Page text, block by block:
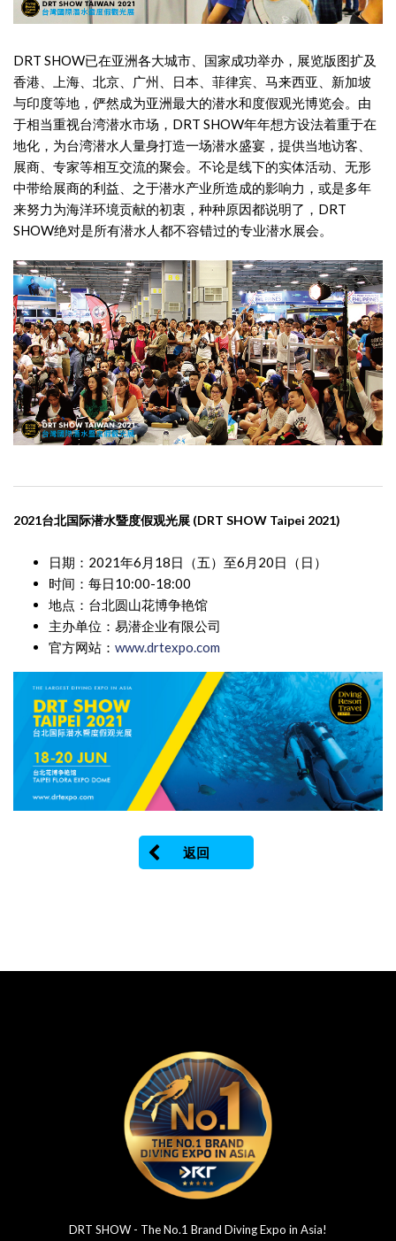
DRT SHOW已在亚洲各大城市、国家成功举办，展览版图扩及
香港、上海、北京、广州、日本、菲律宾、马来西亚、新加坡
与印度等地，俨然成为亚洲最大的潜水和度假观光博览会。由
于相当重视台湾潜水市场，DRT SHOW年年想方设法着重于在
地化，为台湾潜水人量身打造一场潜水盛宴，提供当地访客、
展商、专家等相互交流的聚会。不论是线下的实体活动、无形
中带给展商的利益、之于潜水产业所造成的影响力，或是多年
来努力为海洋环境贡献的初衷，种种原因都说明了，DRT
SHOW绝对是所有潜水人都不容错过的专业潜水展会。
2021台北国际潜水暨度假观光展 (DRT SHOW Taipei 2021)
日期：2021年6月18日（五）至6月20日（日）
时间：每日10:00-18:00
地点：台北圆山花博争艳馆
主办单位：易潜企业有限公司
官方网站： www.drtexpo.com
返回
DRT SHOW - The No.1 Brand Diving Expo in Asia!